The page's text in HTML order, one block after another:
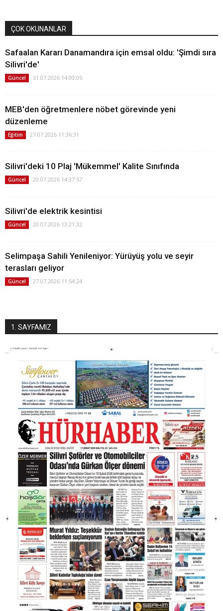
ÇOK OKUNANLAR
Safaalan Kararı Danamandıra için emsal oldu: 'Şimdi sıra
Silivri'de'
Güncel 31.07.2026 14:00:05
MEB'den öğretmenlere nöbet görevinde yeni
düzenleme
Eğitim 27.07.2026 11:36:31
Silivri'deki 10 Plaj 'Mükemmel' Kalite Sınıfında
Güncel 20.07.2026 14:37:57
Silivri'de elektrik kesintisi
Güncel 20.07.2026 13:21:32
Selimpaşa Sahili Yenileniyor: Yürüyüş yolu ve seyir
terasları geliyor
Güncel 27.07.2026 11:54:24
1. SAYFAMIZ